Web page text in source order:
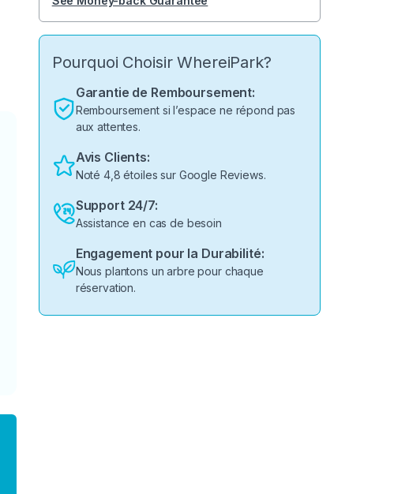
Pourquoi Choisir WhereiPark?
Garantie de Remboursement:
Remboursement si l’espace ne répond pas
aux attentes.
Avis Clients:
Noté 4,8 étoiles sur Google Reviews.
Support 24/7:
Assistance en cas de besoin
Engagement pour la Durabilité:
Nous plantons un arbre pour chaque
réservation.